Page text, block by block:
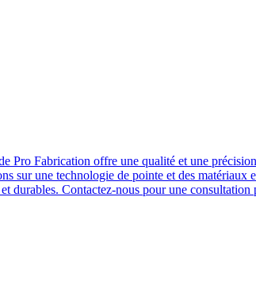
Pro Fabrication offre une qualité et une
sur une technologie de pointe et des
durables. Contactez-nous pour une